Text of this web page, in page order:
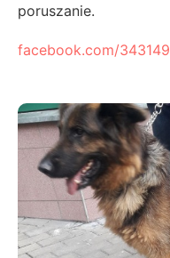
poruszanie.
facebook.com/